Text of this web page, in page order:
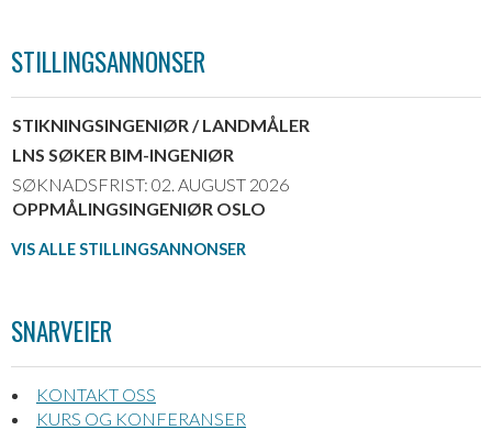
STILLINGSANNONSER
STIKNINGSINGENIØR / LANDMÅLER
LNS SØKER BIM-INGENIØR
SØKNADSFRIST: 02. AUGUST 2026
OPPMÅLINGSINGENIØR OSLO
VIS ALLE STILLINGSANNONSER
SNARVEIER
KONTAKT OSS
KURS OG KONFERANSER